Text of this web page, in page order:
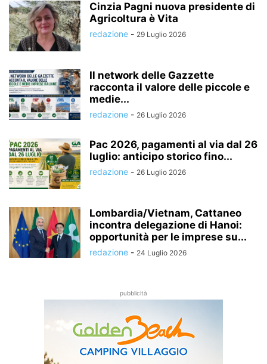
Cinzia Pagni nuova presidente di
Agricoltura è Vita
redazione - 29 Luglio 2026
Il network delle Gazzette
racconta il valore delle piccole e
medie...
redazione - 26 Luglio 2026
Pac 2026, pagamenti al via dal 26
luglio: anticipo storico fino...
redazione - 26 Luglio 2026
Lombardia/Vietnam, Cattaneo
incontra delegazione di Hanoi:
opportunità per le imprese su...
redazione - 24 Luglio 2026
pubblicità